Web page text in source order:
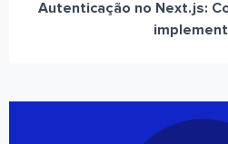
Autenticação no Next.js: